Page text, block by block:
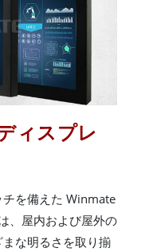
ィスプレ
を備えた Winmate
、屋内および屋外の
な明るさを取り揃